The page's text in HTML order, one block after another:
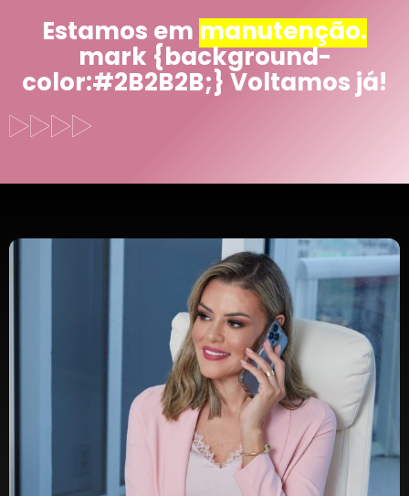
Estamos em manutenção.
mark {background-
color:#2B2B2B;} Voltamos já!